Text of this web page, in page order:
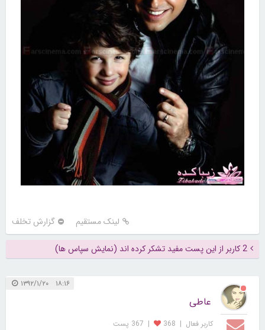
لینک مستقیم گزارش تخلف
2 کاربر از این پست مفید تشکر کرده اند (نمایش سپاس ها)
۱۸:۱۶ ۱۳۹۲/۱/۲۰
عاطی
کاربر فعال |
368
| 367 پست